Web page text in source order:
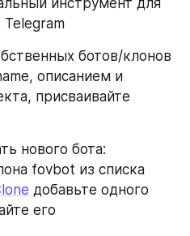
инструмент для
Telegram
ботов/клонов
описанием и
присваивайте
нового бота:
fovbot из списка
добавьте одного
его